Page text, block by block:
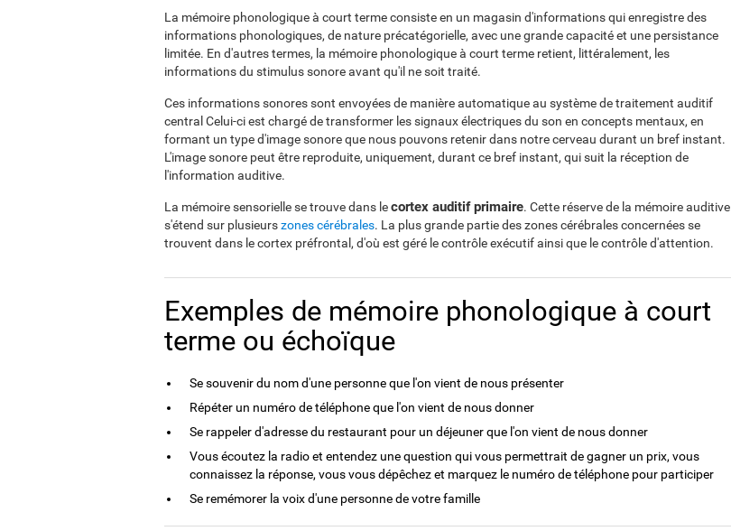
La mémoire phonologique à court terme consiste en un magasin d'informations qui enregistre des
informations phonologiques, de nature précatégorielle, avec une grande capacité et une persistance
limitée. En d'autres termes, la mémoire phonologique à court terme retient, littéralement, les
informations du stimulus sonore avant qu'il ne soit traité.
Ces informations sonores sont envoyées de manière automatique au système de traitement auditif
central Celui-ci est chargé de transformer les signaux électriques du son en concepts mentaux, en
formant un type d'image sonore que nous pouvons retenir dans notre cerveau durant un bref instant.
L'image sonore peut être reproduite, uniquement, durant ce bref instant, qui suit la réception de
l'information auditive.
La mémoire sensorielle se trouve dans lecortex auditif primaire. Cette réserve de la mémoire auditive
s'étend sur plusieurszones cérébrales. La plus grande partie des zones cérébrales concernées se
trouvent dans le cortex préfrontal, d'où est géré le contrôle exécutif ainsi que le contrôle d'attention.
Exemples de mémoire phonologique à court
terme ou échoïque
Se souvenir du nom d'une personne que l'on vient de nous présenter
Répéter un numéro de téléphone que l'on vient de nous donner
Se rappeler d'adresse du restaurant pour un déjeuner que l'on vient de nous donner
Vous écoutez la radio et entendez une question qui vous permettrait de gagner un prix, vous
connaissez la réponse, vous vous dépêchez et marquez le numéro de téléphone pour participer
Se remémorer la voix d'une personne de votre famille